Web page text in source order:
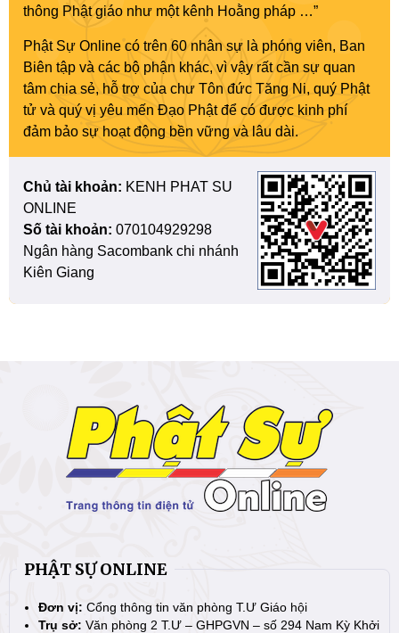
thông Phật giáo như một kênh Hoằng pháp …”
Phật Sự Online có trên 60 nhân sự là phóng viên, Ban
Biên tập và các bộ phận khác, vì vậy rất cần sự quan
tâm chia sẻ, hỗ trợ của chư Tôn đức Tăng Ni, quý Phật
tử và quý vị yêu mến Đạo Phật để có được kinh phí
đảm bảo sự hoạt động bền vững và lâu dài.
Chủ tài khoản: KENH PHAT SU
ONLINE
Số tài khoản: 070104929298
Ngân hàng Sacombank chi nhánh
Kiên Giang
PHẬT SỰ ONLINE
Đơn vị: Cổng thông tin văn phòng T.Ư Giáo hội
Trụ sở: Văn phòng 2 T.Ư – GHPGVN – số 294 Nam Kỳ Khởi